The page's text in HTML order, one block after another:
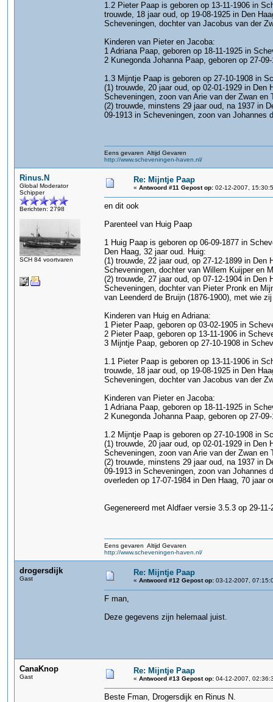
1.2 Pieter Paap is geboren op 13-11-1906 in
trouwde, 18 jaar oud, op 19-08-1925 in Den
Scheveningen, dochter van Jacobus van der
Kinderen van Pieter en Jacoba:
1 Adriana Paap, geboren op 18-11-1925 in
2 Kunegonda Johanna Paap, geboren op 27-
1.3 Mijntje Paap is geboren op 27-10-1908 in
(1) trouwde, 20 jaar oud, op 02-01-1929 in
Scheveningen, zoon van Arie van der Zwan en
(2) trouwde, minstens 29 jaar oud, na 1937 in
09-1913 in Scheveningen, zoon van Johannes
Eens gevaren Altijd Gevaren
http://www.scheveningen-haven.nl/
Rinus.N
Global Moderator
Schipper
Berichten: 2798
SCH 84 voortvaren
Re: Mijntje Paap
« Antwoord #11 Gepost op: 02-12-2007,
en dit ook
Parenteel van Huig Paap
1 Huig Paap is geboren op 06-09-1877 in
Den Haag, 32 jaar oud. Huig:
(1) trouwde, 22 jaar oud, op 27-12-1899 in Den
Scheveningen, dochter van Willem Kuijper en
(2) trouwde, 27 jaar oud, op 07-12-1904 in Den
Scheveningen, dochter van Pieter Pronk en
van Leenderd de Bruijn (1876-1900), met wie
Kinderen van Huig en Adriana:
1 Pieter Paap, geboren op 03-02-1905 in
2 Pieter Paap, geboren op 13-11-1906 in
3 Mijntje Paap, geboren op 27-10-1908 in
1.1 Pieter Paap is geboren op 13-11-1906 in
trouwde, 18 jaar oud, op 19-08-1925 in Den
Scheveningen, dochter van Jacobus van der
Kinderen van Pieter en Jacoba:
1 Adriana Paap, geboren op 18-11-1925 in
2 Kunegonda Johanna Paap, geboren op 27-
1.2 Mijntje Paap is geboren op 27-10-1908 in
(1) trouwde, 20 jaar oud, op 02-01-1929 in
Scheveningen, zoon van Arie van der Zwan en
(2) trouwde, minstens 29 jaar oud, na 1937 in
09-1913 in Scheveningen, zoon van Johannes
overleden op 17-07-1984 in Den Haag, 70 jaar
Gegenereerd met Aldfaer versie 3.5.3 op 29-11-
Eens gevaren Altijd Gevaren
http://www.scheveningen-haven.nl/
drogersdijk
Gast
Re: Mijntje Paap
« Antwoord #12 Gepost op: 03-12-2007,
F man,
Deze gegevens zijn helemaal juist.
CanaKnop
Gast
Re: Mijntje Paap
« Antwoord #13 Gepost op: 04-12-2007,
Beste Fman, Drogersdijk en Rinus N.